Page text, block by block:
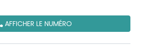
AFFICHER LE NUMÉRO